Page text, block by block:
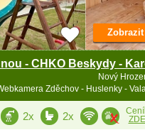
- CHKO Beskydy -
Nový
Zděchov - Huslenky -
2x 2x
ZDE